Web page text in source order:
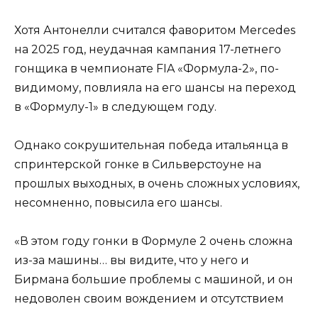
Хотя Антонелли считался фаворитом Mercedes
на 2025 год, неудачная кампания 17-летнего
гонщика в чемпионате FIA «Формула-2», по-
видимому, повлияла на его шансы на переход
в «Формулу-1» в следующем году.
Однако сокрушительная победа итальянца в
спринтерской гонке в Сильверстоуне на
прошлых выходных, в очень сложных условиях,
несомненно, повысила его шансы.
«В этом году гонки в Формуле 2 очень сложна
из-за машины… вы видите, что у него и
Бирмана большие проблемы с машиной, и он
недоволен своим вождением и отсутствием